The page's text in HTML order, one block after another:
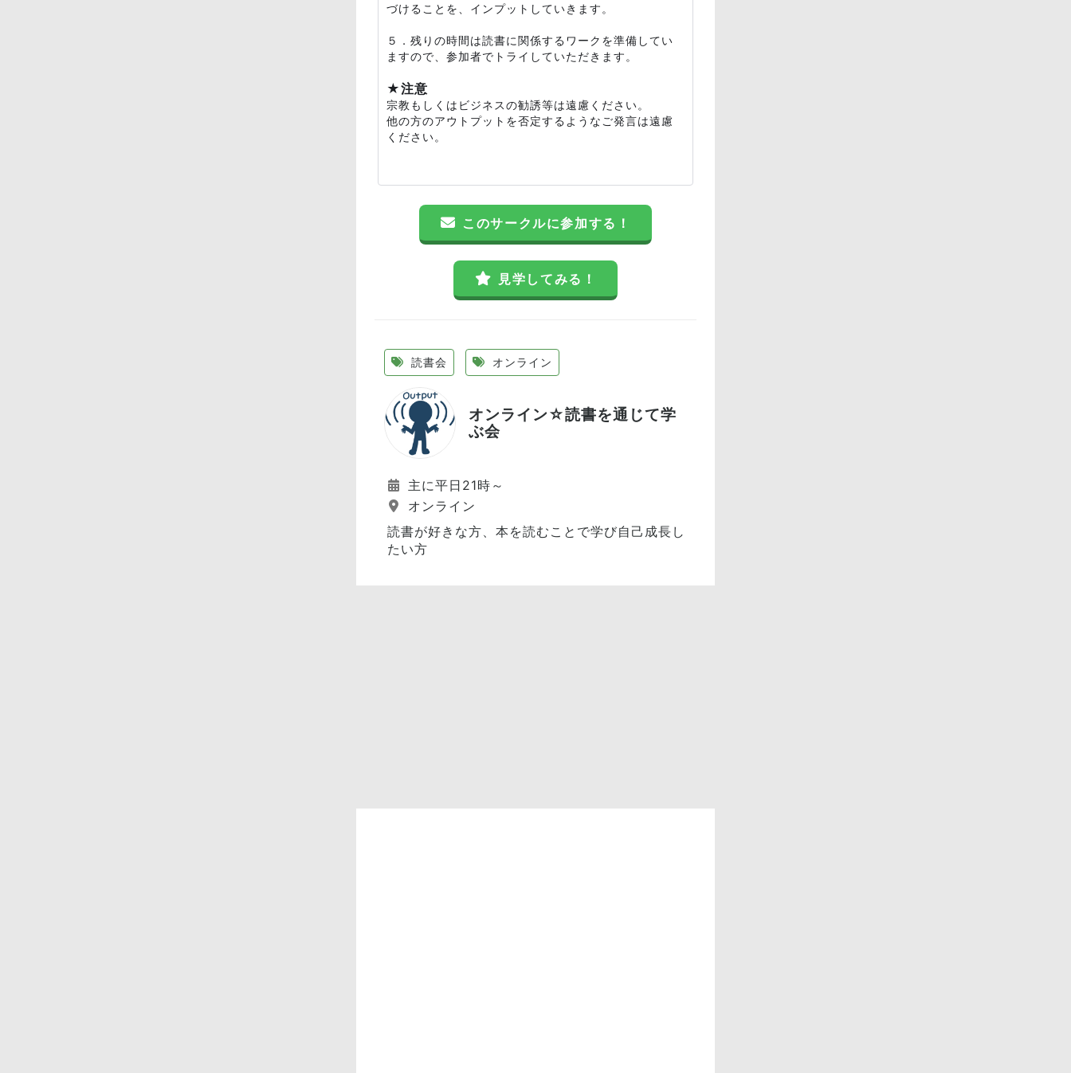
づけることを、インプットしていきます。
５．残りの時間は読書に関係するワークを準備してい
ますので、参加者でトライしていただきます。
★注意
宗教もしくはビジネスの勧誘等は遠慮ください。
他の方のアウトプットを否定するようなご発言は遠慮
ください。
このサークルに参加する！
見学してみる！
読書会 オンライン
オンライン☆読書を通じて学
ぶ会
主に平日21時～
オンライン
読書が好きな方、本を読むことで学び自己成長し
たい方